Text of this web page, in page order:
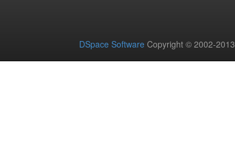
DSpace Software Copyright © 2002-2013